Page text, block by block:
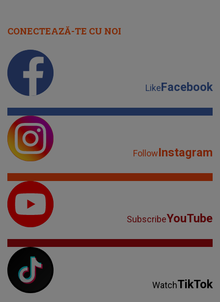
CONECTEAZĂ-TE CU NOI
LikeFacebook
FollowInstagram
SubscribeYouTube
WatchTikTok